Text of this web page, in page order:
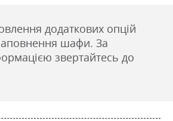
додаткових опцій
шафи. За
звертайтесь до